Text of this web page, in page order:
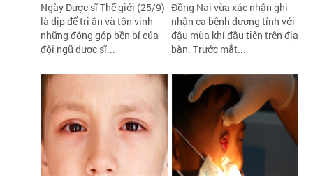
Ngày Dược sĩ Thế giới (25/9)
là dịp để tri ân và tôn vinh
những đóng góp bền bỉ của
đội ngũ dược sĩ...
Đồng Nai vừa xác nhận ghi
nhận ca bệnh dương tính với
đậu mùa khỉ đầu tiên trên địa
bàn. Trước mắt...